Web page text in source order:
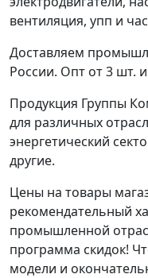
вентиляция, упп и
Доставляем
России. Опт от 3 шт.
Продукция Группы
для различных
энергетический
другие.
Цены на товары
рекомендательный
промышленной
программа скидок!
модели и